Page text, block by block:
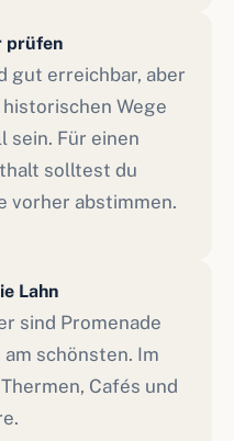
prüfen
gut erreichbar, aber
Wege
sein. Für einen
solltest du
vorher abstimmen.
Lahn
sind Promenade
schönsten. Im
Cafés und